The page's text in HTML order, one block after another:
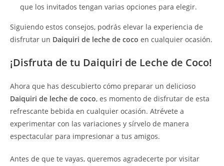
que los invitados tengan varias opciones para elegir.
Siguiendo estos consejos, podrás elevar la experiencia de
disfrutar un Daiquiri de leche de coco en cualquier ocasión.
¡Disfruta de tu Daiquiri de Leche de Coco!
Ahora que has descubierto cómo preparar un delicioso
Daiquiri de leche de coco, es momento de disfrutar de esta
refrescante bebida en cualquier ocasión. Atrévete a
experimentar con las variaciones y sírvelo de manera
espectacular para impresionar a tus amigos.
Antes de que te vayas, queremos agradecerte por visitar